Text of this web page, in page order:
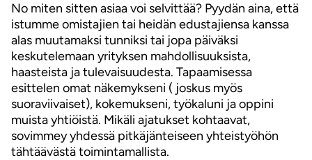
No miten sitten asiaa voi selvittää? Pyydän aina, että
istumme omistajien tai heidän edustajiensa kanssa
alas muutamaksi tunniksi tai jopa päiväksi
keskutelemaan yrityksen mahdollisuuksista,
haasteista ja tulevaisuudesta. Tapaamisessa
esittelen omat näkemykseni ( joskus myös
suoraviivaiset), kokemukseni, työkaluni ja oppini
muista yhtiöistä. Mikäli ajatukset kohtaavat,
sovimmey yhdessä pitkäjänteiseen yhteistyöhön
tähtäävästä toimintamallista.